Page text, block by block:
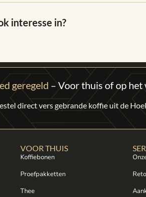
interesse in?
geregeld – Voor thuis of op het
direct vers gebrande koffie uit de
VOOR THUIS
Koffiebonen
Proefpakketten
Thee